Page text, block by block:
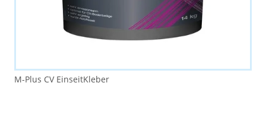
M-Plus CV EinseitKleber